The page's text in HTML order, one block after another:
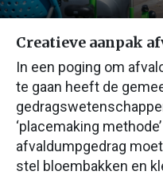
Creatieve aanpak
In een poging om
te gaan heeft de
‘placemaking
afvaldumpgedrag
stel bloembakken en